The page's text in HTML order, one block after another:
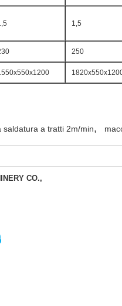
1,5
250
saldatura a tratti 2m/min,
CO.,